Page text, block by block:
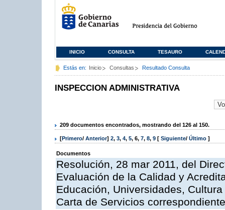
INICIO CONSULTA TESAURO
Estás en: Inicio Consultas Resultado Consulta
INSPECCION ADMINISTRATIVA
209 documentos encontrados, mostrando del 126 al 150.
[Primero/ Anterior] 2, 3, 4, 5, 6, 7, 8, 9 [ Siguiente/ Último ]
Documentos
Resolución, 28 mar 2011, del
Evaluación de la Calidad y
Educación, Universidades,
Carta de Servicios